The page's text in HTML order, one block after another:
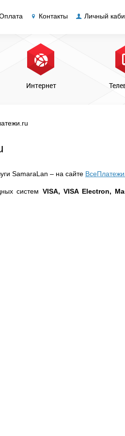
Контакты Личный
Интернет
SamaraLan – на сайте
систем VISA, VISA Electron,